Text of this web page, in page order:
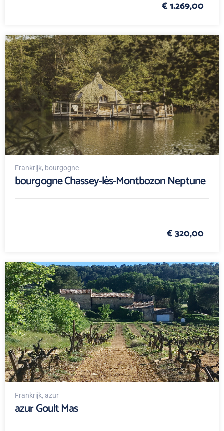
€ 1.269,00
Frankrijk, bourgogne
bourgogne Chassey-lès-Montbozon Neptune
€ 320,00
Frankrijk, azur
azur Goult Mas